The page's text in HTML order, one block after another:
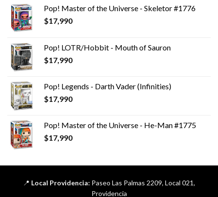
Pop! Master of the Universe - Skeletor #1776
$17,990
Pop! LOTR/Hobbit - Mouth of Sauron
$17,990
Pop! Legends - Darth Vader (Infinities)
$17,990
Pop! Master of the Universe - He-Man #1775
$17,990
📍 Local Providencia: Paseo Las Palmas 2209, Local 021,
Providencia